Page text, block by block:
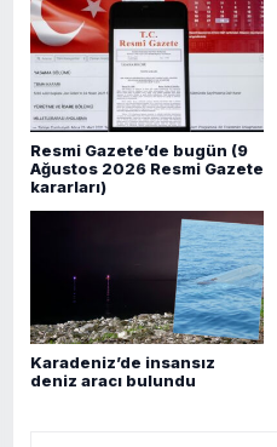
Resmi Gazete’de bugün (9
Ağustos 2026 Resmi Gazete
kararları)
Karadeniz’de insansız
deniz aracı bulundu